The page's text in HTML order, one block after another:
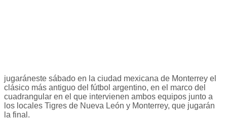
jugaráneste sábado en la ciudad mexicana de Monterrey el
clásico más antiguo del fútbol argentino, en el marco del
cuadrangular en el que intervienen ambos equipos junto a
los locales Tigres de Nueva León y Monterrey, que jugarán
la final.